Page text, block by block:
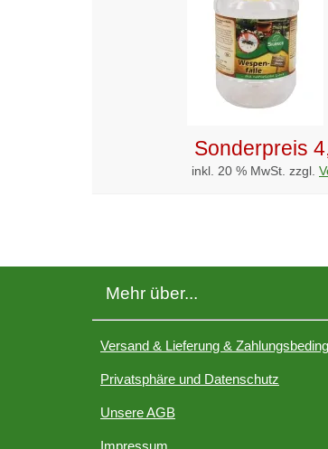
Sonderpreis
inkl. 20 % MwSt. zzgl.
Mehr über...
Versand & Lieferung &
Privatsphäre und Datenschutz
Unsere AGB
Impressum